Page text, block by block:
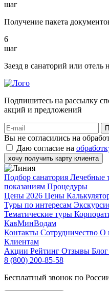
шаг
Получение пакета
6
шаг
Заезд в санаторий или отель
Подпишитесь на рассылку
акций и предложений
Вы не согласились на
Даю согласие на
хочу получить карту клиента
Подбор санатория Лечебные
показаниям Процедуры
Цены 2026 Цены
Туры по интересам
Тематические туры
КавМинВодам
Контакты Сотрудничество О
Клиентам
Акции Рейтинг Отзывы Блог
8 (800) 200-85-58
Бесплатный звонок по